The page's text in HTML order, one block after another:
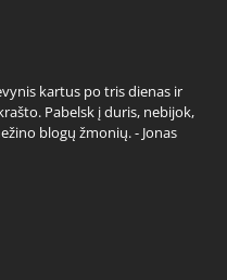
kartus po tris dienas ir
Pabelsk į duris, nebijok,
blogų žmonių. - Jonas